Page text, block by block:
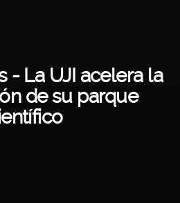
- La UJI acelera la
de su parque